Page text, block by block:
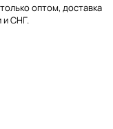
оптом, доставка
и СНГ.